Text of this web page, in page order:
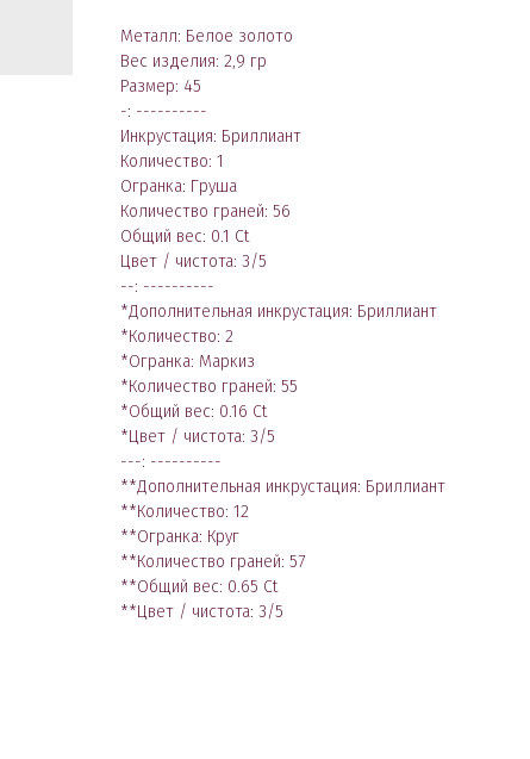
Металл: Белое золото
Вес изделия: 2,9 гр
Размер: 45
-: ----------
Инкрустация: Бриллиант
Количество: 1
Огранка: Груша
Количество граней: 56
Общий вес: 0.1 Ct
Цвет / чистота: 3/5
--: ----------
*Дополнительная инкрустация: Бриллиант
*Количество: 2
*Огранка: Маркиз
*Количество граней: 55
*Общий вес: 0.16 Ct
*Цвет / чистота: 3/5
---: ----------
**Дополнительная инкрустация: Бриллиант
**Количество: 12
**Огранка: Круг
**Количество граней: 57
**Общий вес: 0.65 Ct
**Цвет / чистота: 3/5